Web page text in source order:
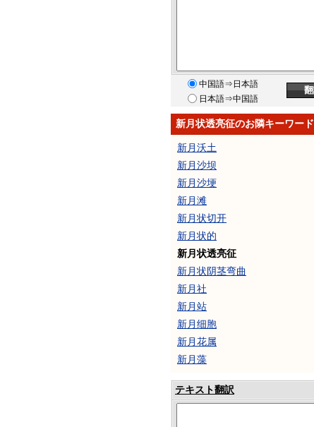
中国語⇒日本語
日本語⇒中国語
新月状透亮征のお隣キーワード
新月沃土
新月沙坝
新月沙埂
新月滩
新月状切开
新月状的
新月状透亮征
新月状阴茎弯曲
新月社
新月站
新月细胞
新月花属
新月藻
テキスト翻訳